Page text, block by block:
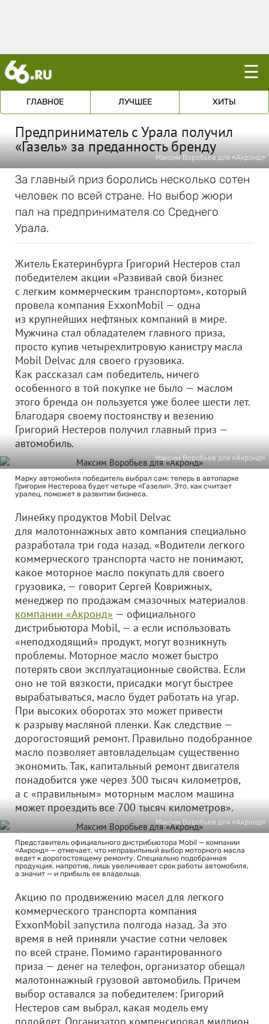
☰
ГЛАВНОЕ ЛУЧШЕЕ ХИТЫ
Предприниматель с Урала получил
«Газель» за преданность бренду
Максим Воробьев для «Акронд»
За главный приз боролись несколько сотен
человек по всей стране. Но выбор жюри
пал на предпринимателя со Среднего
Урала.
Житель Екатеринбурга Григорий Нестеров стал
победителем акции «Развивай свой бизнес
с легким коммерческим транспортом», который
провела компания ExxonMobil — одна
из крупнейших нефтяных компаний в мире.
Мужчина стал обладателем главного приза,
просто купив четырехлитровую канистру масла
Mobil Delvac для своего грузовика.
Как рассказал сам победитель, ничего
особенного в той покупке не было — маслом
этого бренда он пользуется уже более шести лет.
Благодаря своему постоянству и везению
Григорий Нестеров получил главный приз —
автомобиль.
Максим Воробьев для «Акронд»
Марку автомобиля победитель выбрал сам: теперь в автопарке
Григория Нестерова будет четыре «Газели». Это, как считает
уралец, поможет в развитии бизнеса.
Линейку продуктов Mobil Delvac
для малотоннажных авто компания специально
разработала три года назад. «Водители легкого
коммерческого транспорта часто не понимают,
какое моторное масло покупать для своего
грузовика, — говорит Сергей Коврижных,
менеджер по продажам смазочных материалов
компании «Акронд» — официального
дистрибьютора Mobil, — а если использовать
«неподходящий» продукт, могут возникнуть
проблемы. Моторное масло может быстро
потерять свои эксплуатационные свойства. Если
оно не той вязкости, присадки могут быстрее
вырабатываться, масло будет работать на угар.
При высоких оборотах это может привести
к разрыву масляной пленки. Как следствие —
дорогостоящий ремонт. Правильно подобранное
масло позволяет автовладельцам существенно
экономить. Так, капитальный ремонт двигателя
понадобится уже через 300 тысяч километров,
а с «правильным» моторным маслом машина
может проездить все 700 тысяч километров».
Максим Воробьев для «Акронд»
Представитель официального дистрибьютора Mobil — компании
«Акронд» — отмечает, что неправильный выбор моторного масла
ведет к дорогостоящему ремонту. Специально подобранная
продукция, напротив, лишь увеличивает срок работы автомобиля,
а значит — и прибыль ее владельца.
Акцию по продвижению масел для легкого
коммерческого транспорта компания
ExxonMobil запустила полгода назад. За это
время в ней приняли участие сотни человек
по всей стране. Помимо гарантированного
приза — денег на телефон, организатор обещал
малотоннажный грузовой автомобиль. Причем
выбор оставался за победителем: Григорий
Нестеров сам выбрал, какая модель ему